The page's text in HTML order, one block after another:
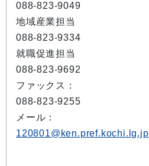
088-823-9049
地域産業担当
088-823-9334
就職促進担当
088-823-9692
ファックス：
088-823-9255
メール：
120801@ken.pref.kochi.lg.jp